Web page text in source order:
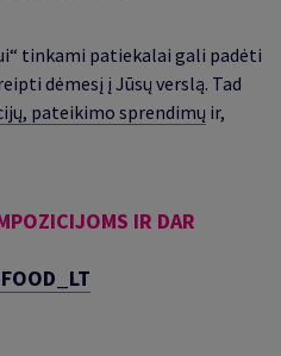
tinkami patiekalai gali padėti
dėmesį į Jūsų verslą. Tad
pateikimo sprendimų ir,
IR DAR